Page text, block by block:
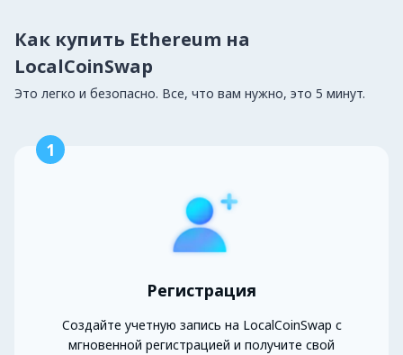
Как купить Ethereum на
LocalCoinSwap
Это легко и безопасно. Все, что вам нужно, это 5 минут.
1
Регистрация
Создайте учетную запись на LocalCoinSwap с
мгновенной регистрацией и получите свой